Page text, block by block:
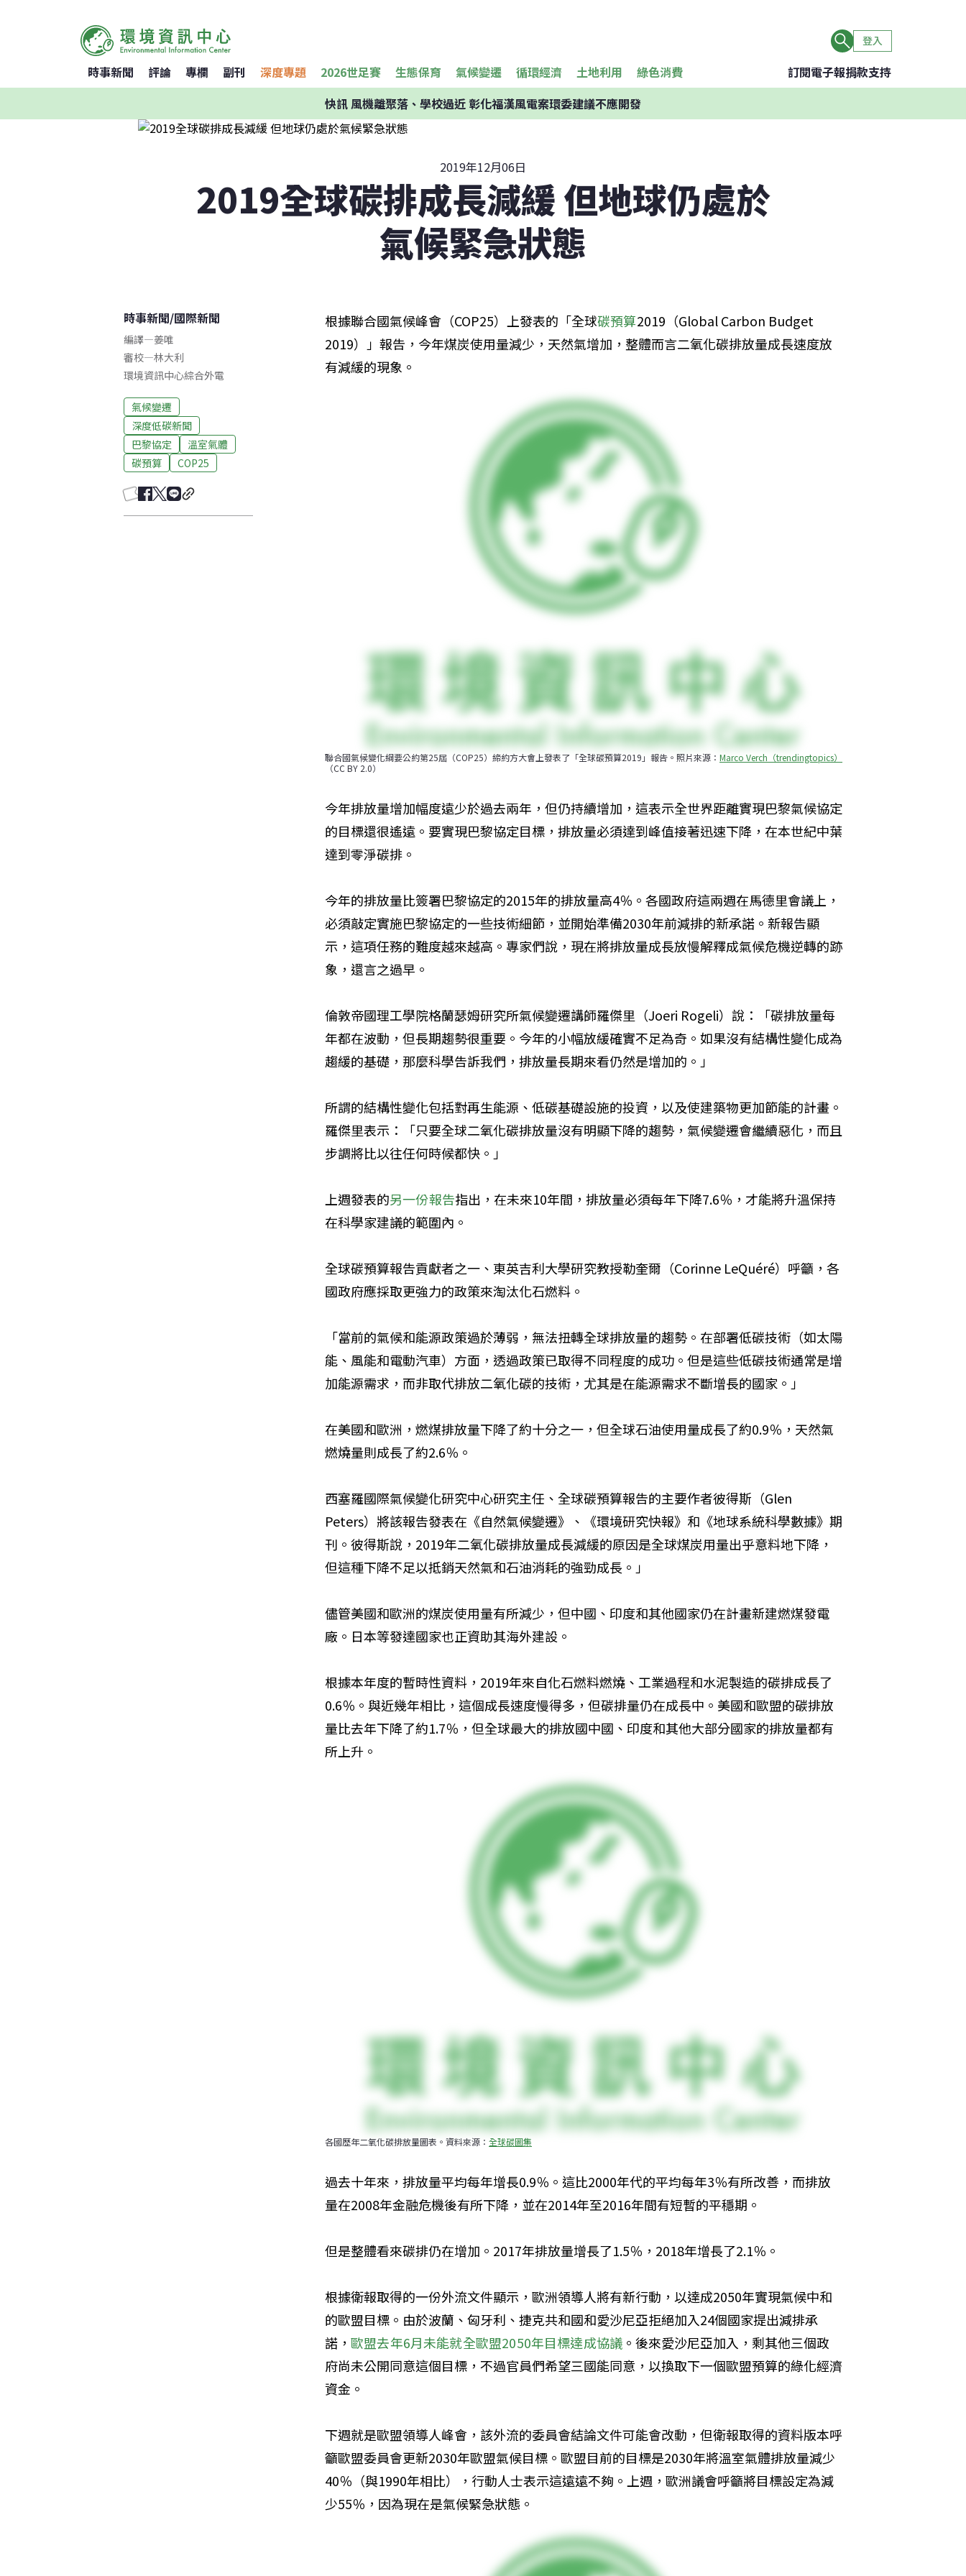
登入
時事新聞 評論 專欄 副刊 深度專題 2026世足賽 生態保育 氣候變遷 循環經濟 土地利用 綠色消費 訂閱電子報捐款支持
快訊風機離聚落、學校過近 彰化福漢風電案環委建議不應開發
2019年12月06日
2019全球碳排成長減緩 但地球仍處於
氣候緊急狀態
時事新聞/國際新聞
編譯—姜唯
審校—林大利
環境資訊中心綜合外電
氣候變遷
深度低碳新聞
巴黎協定
溫室氣體
碳預算
COP25
根據聯合國氣候峰會（COP25）上發表的「全球碳預算2019（Global Carbon Budget
2019）」報告，今年煤炭使用量減少，天然氣增加，整體而言二氧化碳排放量成長速度放
有減緩的現象。
聯合國氣候變化綱要公約第25屆（COP25）締約方大會上發表了「全球碳預算2019」報告。照片來源： Marco Verch（trendingtopics）
（CC BY 2.0）
今年排放量增加幅度遠少於過去兩年，但仍持續增加，這表示全世界距離實現巴黎氣候協定
的目標還很遙遠。要實現巴黎協定目標，排放量必須達到峰值接著迅速下降，在本世紀中葉
達到零淨碳排。
今年的排放量比簽署巴黎協定的2015年的排放量高4％。各國政府這兩週在馬德里會議上，
必須敲定實施巴黎協定的一些技術細節，並開始準備2030年前減排的新承諾。新報告顯
示，這項任務的難度越來越高。專家們說，現在將排放量成長放慢解釋成氣候危機逆轉的跡
象，還言之過早。
倫敦帝國理工學院格蘭瑟姆研究所氣候變遷講師羅傑里（Joeri Rogeli）說：「碳排放量每
年都在波動，但長期趨勢很重要。今年的小幅放緩確實不足為奇。如果沒有結構性變化成為
趨緩的基礎，那麼科學告訴我們，排放量長期來看仍然是增加的。」
所謂的結構性變化包括對再生能源、低碳基礎設施的投資，以及使建築物更加節能的計畫。
羅傑里表示：「只要全球二氧化碳排放量沒有明顯下降的趨勢，氣候變遷會繼續惡化，而且
步調將比以往任何時候都快。」
上週發表的另一份報告指出，在未來10年間，排放量必須每年下降7.6％，才能將升溫保持
在科學家建議的範圍內。
全球碳預算報告貢獻者之一、東英吉利大學研究教授勒奎爾（Corinne LeQuéré）呼籲，各
國政府應採取更強力的政策來淘汰化石燃料。
「當前的氣候和能源政策過於薄弱，無法扭轉全球排放量的趨勢。在部署低碳技術（如太陽
能、風能和電動汽車）方面，透過政策已取得不同程度的成功。但是這些低碳技術通常是增
加能源需求，而非取代排放二氧化碳的技術，尤其是在能源需求不斷增長的國家。」
在美國和歐洲，燃煤排放量下降了約十分之一，但全球石油使用量成長了約0.9％，天然氣
燃燒量則成長了約2.6％。
西塞羅國際氣候變化研究中心研究主任、全球碳預算報告的主要作者彼得斯（Glen
Peters）將該報告發表在《自然氣候變遷》、《環境研究快報》和《地球系統科學數據》期
刊。彼得斯說，2019年二氧化碳排放量成長減緩的原因是全球煤炭用量出乎意料地下降，
但這種下降不足以抵銷天然氣和石油消耗的強勁成長。」
儘管美國和歐洲的煤炭使用量有所減少，但中國、印度和其他國家仍在計畫新建燃煤發電
廠。日本等發達國家也正資助其海外建設。
根據本年度的暫時性資料，2019年來自化石燃料燃燒、工業過程和水泥製造的碳排成長了
0.6％。與近幾年相比，這個成長速度慢得多，但碳排量仍在成長中。美國和歐盟的碳排放
量比去年下降了約1.7％，但全球最大的排放國中國、印度和其他大部分國家的排放量都有
所上升。
各國歷年二氧化碳排放量圖表。資料來源： 全球碳圖集
過去十年來，排放量平均每年增長0.9％。這比2000年代的平均每年3％有所改善，而排放
量在2008年金融危機後有所下降，並在2014年至2016年間有短暫的平穩期。
但是整體看來碳排仍在增加。2017年排放量增長了1.5％，2018年增長了2.1％。
根據衛報取得的一份外流文件顯示，歐洲領導人將有新行動，以達成2050年實現氣候中和
的歐盟目標。由於波蘭、匈牙利、捷克共和國和愛沙尼亞拒絕加入24個國家提出減排承
諾， 歐盟去年6月未能就全歐盟2050年目標達成協議 。後來愛沙尼亞加入，剩其他三個政
府尚未公開同意這個目標，不過官員們希望三國能同意，以換取下一個歐盟預算的綠化經濟
資金。
下週就是歐盟領導人峰會，該外流的委員會結論文件可能會改動，但衛報取得的資料版本呼
籲歐盟委員會更新2030年歐盟氣候目標。歐盟目前的目標是2030年將溫室氣體排放量減少
40％（與1990年相比），行動人士表示這遠遠不夠。上週，歐洲議會呼籲將目標設定為減
少55％，因為現在是氣候緊急狀態。